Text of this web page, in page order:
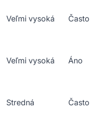
Veľmi vysoká Často
Veľmi vysoká Áno
Stredná Často